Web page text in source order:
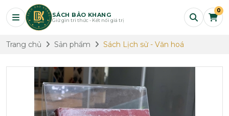
SÁCH BẢO KHANG
Giữ gìn tri thức - Kết nối giá trị
0
Trang chủ Sản phẩm Sách Lịch sử - Văn hoá